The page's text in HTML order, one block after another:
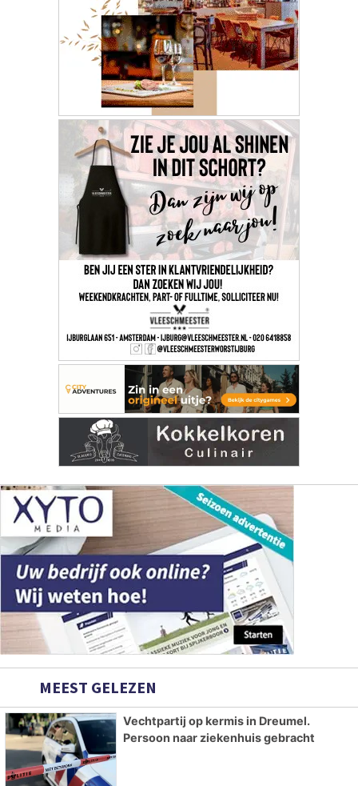
MEEST GELEZEN
Vechtpartij op kermis in Dreumel.
Persoon naar ziekenhuis gebracht